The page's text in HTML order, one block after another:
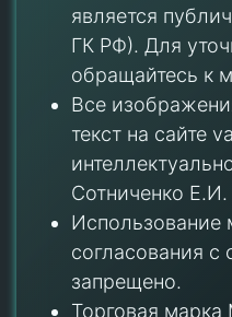
является
ГК РФ). Для
обращайтесь к
Все
текст на сайте
Сотниченко Е.И.
Использование
согласования с
запрещено.
Торговая марка